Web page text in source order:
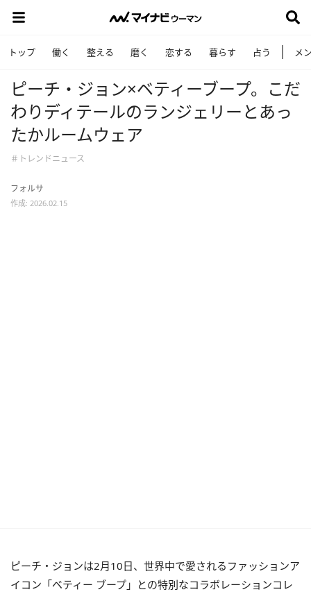
トップ 働く 整える 磨く 恋する 暮らす 占う メ
ピーチ・ジョン×ベティーブープ。こだ
わりディテールのランジェリーとあっ
たかルームウェア
＃トレンドニュース
フォルサ
作成: 2026.02.15
ピーチ・ジョンは2月10日、世界中で愛されるファッションア
イコン「ベティー ブープ」との特別なコラボレーションコレ